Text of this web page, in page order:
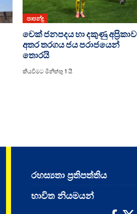
පාපන්දු
චෙක් ජනපදය හා දකුණු අප්‍රිකාව
අතර තරගය ජය පරාජයෙන්
තොරයි
කියවීමට මිනිත්තු 1 යි
රහස්‍යතා ප්‍රතිපත්තිය
භාවිත නියමයන්